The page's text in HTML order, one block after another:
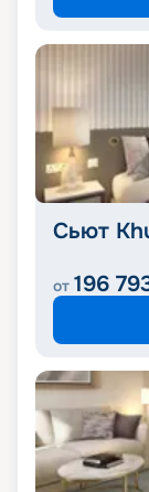
Сьют
от 196